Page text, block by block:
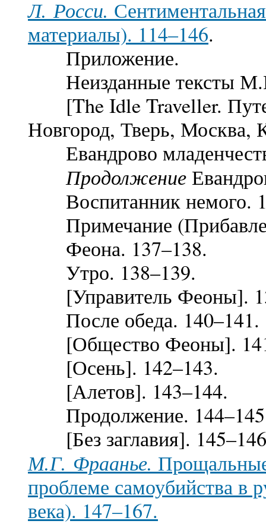
Л. Росси.
материалы). 114–146.
Приложение.
Неизданные тексты
[The Idle Traveller.
Новгород, Тверь, Москва,
Евандрово
Продолжение
Воспитанник немого.
Примечание
Феона. 137–138.
Утро. 138–139.
[Управитель Феоны].
После обеда. 140–141.
[Общество Феоны].
[Осень]. 142–143.
[Алетов]. 143–144.
Продолжение.
[Без заглавия].
М.Г. Фраанье.
проблеме самоубийства в
века). 147–167.